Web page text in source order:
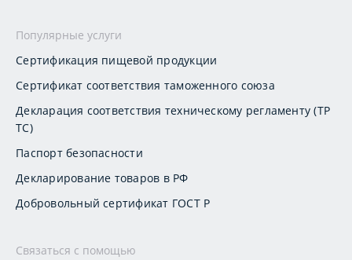
Популярные услуги
Сертификация пищевой продукции
Сертификат соответствия таможенного союза
Декларация соответствия техническому регламенту (ТР
ТС)
Паспорт безопасности
Декларирование товаров в РФ
Добровольный сертификат ГОСТ Р
Связаться с помощью